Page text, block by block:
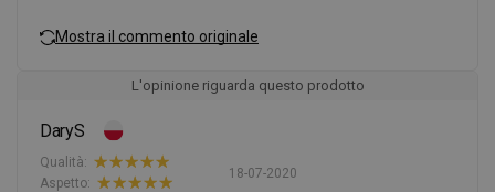
Mostra il commento originale
L'opinione riguarda questo prodotto
DaryS
18-07-2020
Qualità:
Aspetto: